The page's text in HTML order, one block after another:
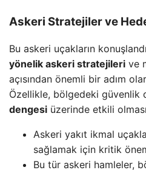
Askeri Stratejiler ve
Bu askeri uçakların
yönelik askeri stratejileri ve
açısından önemli bir adım
Özellikle, bölgedeki güvenlik
dengesi üzerinde etkili
Askeri yakıt ikmal
sağlamak için kritik
Bu tür askeri hamleler,